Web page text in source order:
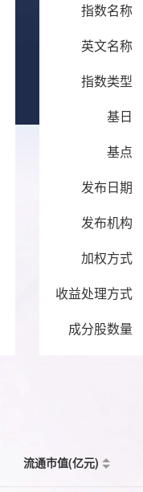
指数名称
英文名称
指数类型
基日
基点
发布日期
发布机构
加权方式
收益处理方式
成分股数量
流通市值(亿元)